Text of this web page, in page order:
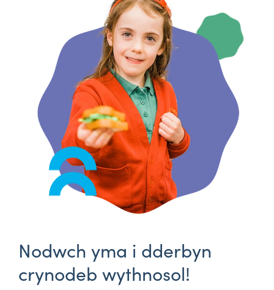
Nodwch yma i dderbyn
crynodeb wythnosol!